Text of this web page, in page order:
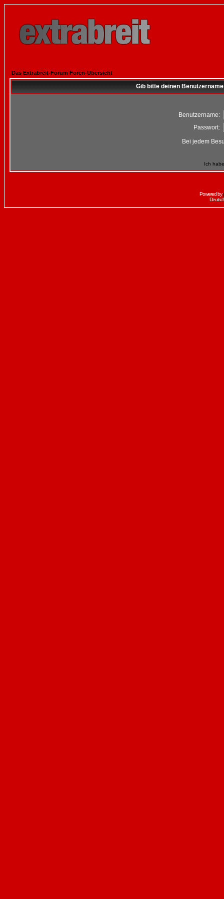
Das Extrabreit-Forum Foren-Übersicht
Gib bitte deinen
Benutzername:
Passwort:
Bei jedem
Ich
Powered by